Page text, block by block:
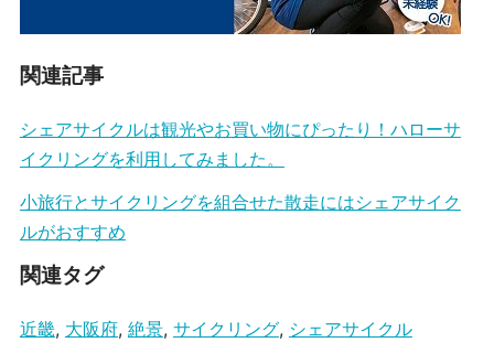
関連記事
シェアサイクルは観光やお買い物にぴったり！ハローサ
イクリングを利用してみました。
小旅行とサイクリングを組合せた散走にはシェアサイク
ルがおすすめ
関連タグ
近畿, 大阪府, 絶景, サイクリング, シェアサイクル